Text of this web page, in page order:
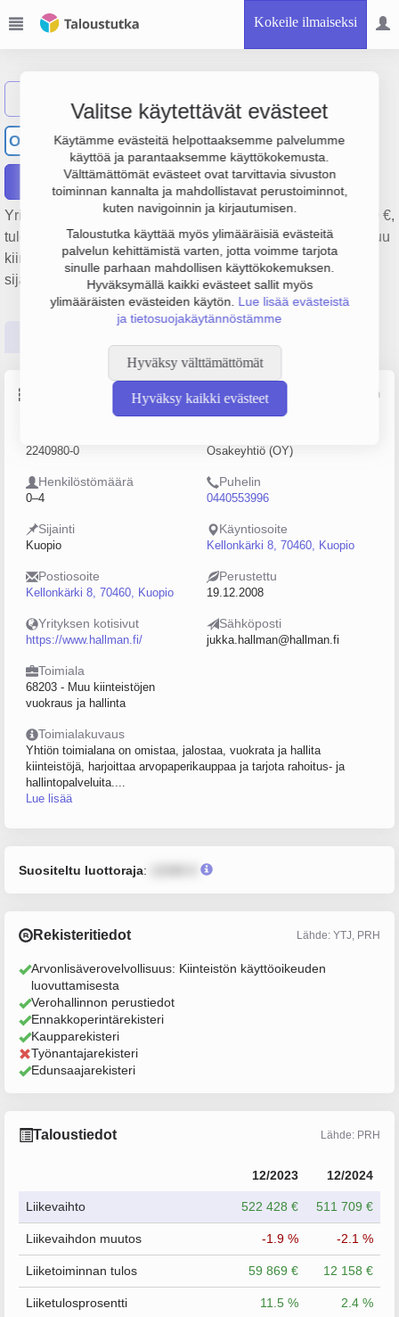
Kokeile ilmaiseksi
Valitse käytettävät evästeet
Käytämme evästeitä helpottaaksemme palvelumme
käyttöä ja parantaaksemme käyttökokemusta.
Välttämättömät evästeet ovat tarvittavia sivuston
toiminnan kannalta ja mahdollistavat perustoiminnot,
kuten navigoinnin ja kirjautumisen.
Taloustutka käyttää myös ylimääräisiä evästeitä
palvelun kehittämistä varten, jotta voimme tarjota
sinulle parhaan mahdollisen käyttökokemuksen.
Hyväksymällä kaikki evästeet sallit myös
ylimääräisten evästeiden käytön. Lue lisää evästeistä
ja tietosuojakäytännöstämme
Hyväksy välttämättömät
Hyväksy kaikki evästeet
OB Osakeyhtiö Birger Hallman
Raportit
Yrityksen Osakeyhtiö Birger Hallman liikevaihto on 512 000 €,
tulos 12 000 € ja henkilöstömäärä 0. Sen päätoimiala on Muu
kiinteistöjen vuokraus ja hallinta, perustamisvuosi 2008 ja
sijainti Kuopio. Yrityksen yhtiömuoto Osakeyhtiö (OY).
Lähde: YTJ, PRH, Traficom
2240980-0 Osakeyhtiö (OY)
Henkilöstömäärä
0–4
Puhelin
0440553996
Sijainti
Kuopio
Käyntiosoite
Kellonkärki 8, 70460, Kuopio
Postiosoite
Kellonkärki 8, 70460, Kuopio
Perustettu
19.12.2008
Yrityksen kotisivut
https://www.hallman.fi/
Sähköposti
jukka.hallman@hallman.fi
Toimiala
68203 - Muu kiinteistöjen
vuokraus ja hallinta
Toimialakuvaus
Yhtiön toimialana on omistaa, jalostaa, vuokrata ja hallita
kiinteistöjä, harjoittaa arvopaperikauppaa ja tarjota rahoitus- ja
hallintopalveluita....
Lue lisää
Suositeltu luottoraja:
Rekisteritiedot Lähde: YTJ, PRH
Arvonlisäverovelvollisuus: Kiinteistön käyttöoikeuden
luovuttamisesta
Verohallinnon perustiedot
Ennakkoperintärekisteri
Kaupparekisteri
Työnantajarekisteri
Edunsaajarekisteri
Taloustiedot Lähde: PRH
12/2023 12/2024
Liikevaihto 522 428 € 511 709 €
Liikevaihdon muutos -1.9 % -2.1 %
Liiketoiminnan tulos 59 869 € 12 158 €
Liiketulosprosentti 11.5 % 2.4 %